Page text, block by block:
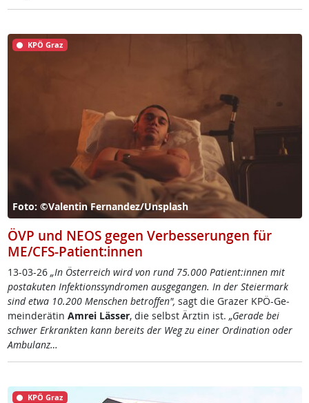
KPÖ Graz
Foto: ©Valentin Fernandez/Unsplash
ÖVP und NEOS gegen Verbesserungen für
ME/CFS-Patient:innen
13-03-26 „In Ös­t­er­reich wird von rund 75.000 Pa­ti­ent:in­nen mit
posta­ku­ten In­fek­ti­ons­syn­dro­men aus­ge­gan­gen. In der Stei­er­mark
sind et­wa 10.200 Men­schen be­trof­fen", sag­t ­die Gra­zer KPÖ-Ge­
mein­de­rä­tin Am­rei Läs­ser, die selbst Ärz­tin ist. „Ge­ra­de bei
schwer Er­krank­ten kann be­reits der Weg zu ei­ner Or­di­na­ti­on oder
Am­bu­lanz…
KPÖ Graz